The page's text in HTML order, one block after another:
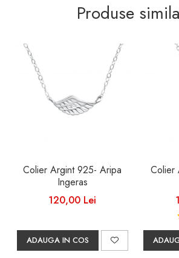
Produse
Colier Argint 925- Aripa
Ingeras
120,00 Lei
ADAUGA IN COS
Colier